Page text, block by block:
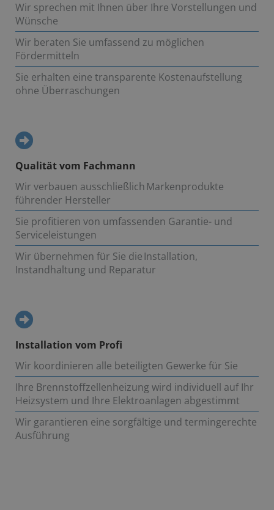
Wir sprechen mit Ihnen über Ihre Vorstellungen und
Wünsche
Wir beraten Sie umfassend zu möglichen
Fördermitteln
Sie erhalten eine transparente Kostenaufstellung
ohne Überraschungen
Qualität vom Fachmann
Wir verbauen ausschließlich Markenprodukte
führender Hersteller
Sie profitieren von umfassenden Garantie- und
Serviceleistungen
Wir übernehmen für Sie die Installation,
Instandhaltung und Reparatur
Installation vom Profi
Wir koordinieren alle beteiligten Gewerke für Sie
Ihre Brennstoffzellenheizung wird individuell auf Ihr
Heizsystem und Ihre Elektroanlagen abgestimmt
Wir garantieren eine sorgfältige und termingerechte
Ausführung